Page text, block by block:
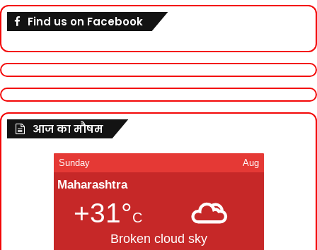
Find us on Facebook
आज का मौषम
Sunday Aug
Maharashtra
+31°C
Broken cloud sky